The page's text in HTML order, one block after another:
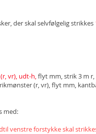
der skal selvfølgelig strikkes
vr), udt-h,flyt mm, strik 3 m r,
(r, vr), flyt mm,
med:
venstre forstykke skal